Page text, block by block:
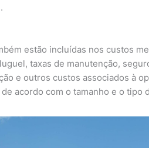
estão incluídas nos custos
taxas de manutenção,
e outros custos associados à
acordo com o tamanho e o tipo